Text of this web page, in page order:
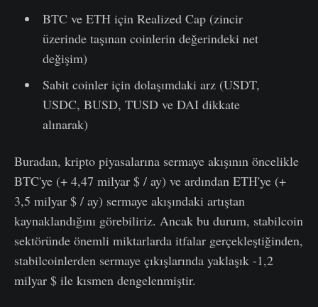
BTC ve ETH için Realized Cap (zincir
üzerinde taşınan coinlerin değerindeki net
değişim)
Sabit coinler için dolaşımdaki arz (USDT,
USDC, BUSD, TUSD ve DAI dikkate
alınarak)
Buradan, kripto piyasalarına sermaye akışının öncelikle
BTC'ye (+ 4,47 milyar $ / ay) ve ardından ETH'ye (+
3,5 milyar $ / ay) sermaye akışındaki artıştan
kaynaklandığını görebiliriz. Ancak bu durum, stabilcoin
sektöründe önemli miktarlarda itfalar gerçekleştiğinden,
stabilcoinlerden sermaye çıkışlarında yaklaşık -1,2
milyar $ ile kısmen dengelenmiştir.